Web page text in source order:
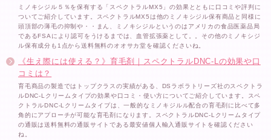
ミノキシジル５％を保有する「スペクトラルMX5」の効果とともに口コミや評判に
ついてご紹介しています。スペクトラルMX5は他のミノキシジル保有商品と同様に
頭頂部の薄毛の抑制や・・まん、ミノキシジルというのはアメリカの食品医薬品局
であるFSAにより認可をうけるまでは、血管拡張薬として。。その他のミノキシジ
ル保有成分も1点から送料無料のオオサカ堂を確認くださいね。
《生え際には使える？》育毛剤｜スペクトラルDNC-Lの効果や口
コミは？
育毛商品の製造ではトップクラスの実績がある、DSラボラトリーズ社のスペクトラ
ルDNC-Lクリームタイプの効果や口コミ・使い方についてご紹介しています。スペ
クトラルDNC-Lクリームタイプは、一般的なミノキジルル配合の育毛剤に比べて多
角的にアプローチが可能な育毛剤になります。スペクトラルDNC-Lクリームタイプ
の通販は送料無料の通販サイトである最安値個人輸入通販サイトを確認ください
ね。